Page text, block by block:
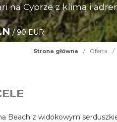
na Cyprze z klimą i
/ 90 EUR
Strona główna / Oferta /
Beach z widokowym